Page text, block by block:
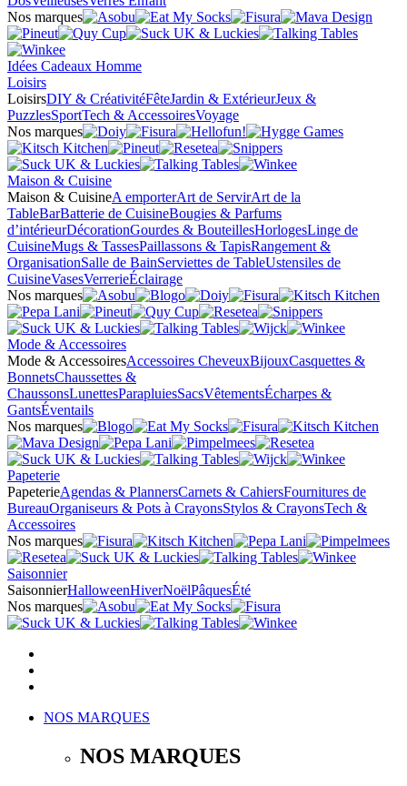
Nos marques
Idées Cadeaux Homme
Loisirs
LoisirsDIY & CréativitéFêteJardin & ExtérieurJeux &
PuzzlesSportTech & AccessoiresVoyage
Nos marques
Maison & Cuisine
Maison & CuisineA emporterArt de ServirArt de la
TableBarBatterie de CuisineBougies & Parfums
d’intérieurDécorationGourdes & BouteillesHorlogesLinge de
CuisineMugs & TassesPaillassons & TapisRangement &
OrganisationSalle de BainServiettes de TableUstensiles de
CuisineVasesVerrerieÉclairage
Nos marques
Mode & Accessoires
Mode & AccessoiresAccessoires CheveuxBijouxCasquettes &
BonnetsChaussettes &
ChaussonsLunettesParapluiesSacsVêtementsÉcharpes &
GantsÉventails
Nos marques
Papeterie
PapeterieAgendas & PlannersCarnets & CahiersFournitures de
BureauOrganiseurs & Pots à CrayonsStylos & CrayonsTech &
Accessoires
Nos marques
Saisonnier
SaisonnierHalloweenHiverNoëlPâquesÉté
Nos marques
NOS MARQUES
NOS MARQUES